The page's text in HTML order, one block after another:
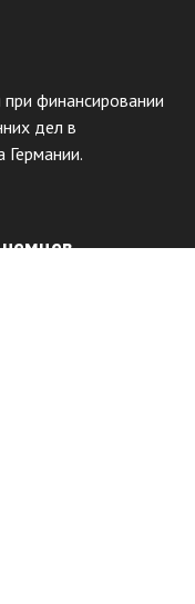
финансировании
дел в
Германии.
немцев